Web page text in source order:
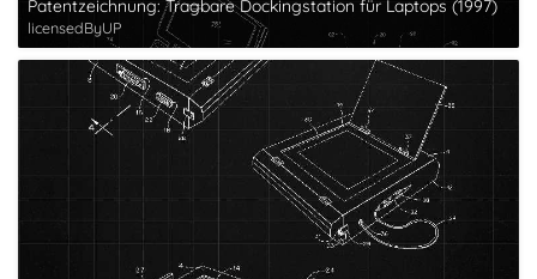
Patentzeichnung: Tragbare Dockingstation für Laptops (1997)
licensedByUP